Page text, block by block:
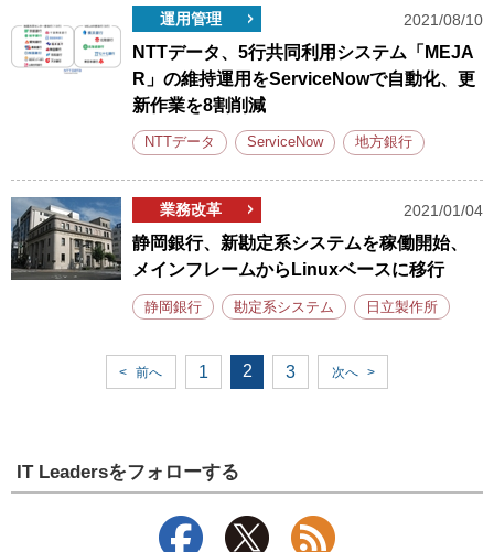
運用管理 2021/08/10
NTTデータ、5行共同利用システム「MEJA
R」の維持運用をServiceNowで自動化、更
新作業を8割削減
NTTデータ ServiceNow 地方銀行
業務改革 2021/01/04
静岡銀行、新勘定系システムを稼働開始、
メインフレームからLinuxベースに移行
静岡銀行 勘定系システム 日立製作所
< 前へ 1 2 3 次へ >
IT Leadersをフォローする